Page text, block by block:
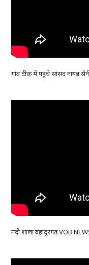
गांव टीक में पहुंचे सांसद नायब
नंदी शाला बहादुरगढ़ VOB